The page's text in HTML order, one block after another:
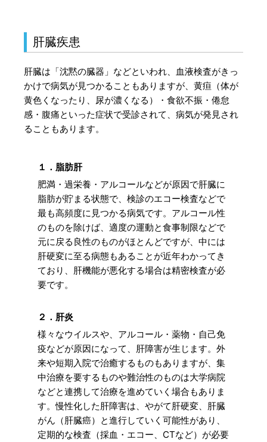
肝臓疾患
肝臓は「沈黙の臓器」などといわれ、血液検査がきっ
かけで病気が見つかることもありますが、黄疸（体が
黄色くなったり、尿が濃くなる）・食欲不振・倦怠
感・腹痛といった症状で受診されて、病気が発見され
ることもあります。
１．脂肪肝
肥満・過栄養・アルコールなどが原因で肝臓に
脂肪が貯まる状態で、検診のエコー検査などで
最も高頻度に見つかる病気です。アルコール性
のものを除けば、適度の運動と食事制限などで
元に戻る良性のものがほとんどですが、中には
肝硬変に至る病態もあることが近年わかってき
ており、肝機能が悪化する場合は精密検査が必
要です。
２．肝炎
様々なウイルスや、アルコール・薬物・自己免
疫などが原因になって、肝障害が生じます。外
来や短期入院で治癒するものもありますが、集
中治療を要するものや難治性のものは大学病院
などと連携して治療を進めていく場合もありま
す。慢性化した肝障害は、やがて肝硬変、肝臓
がん（肝臓癌）と進行していく可能性があり、
定期的な検査（採血・エコー、CTなど）が必要